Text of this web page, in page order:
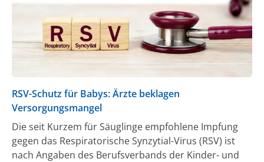
RSV-Schutz für Babys: Ärzte beklagen
Versorgungsmangel
Die seit Kurzem für Säuglinge empfohlene Impfung
gegen das Respiratorische Synzytial-Virus (RSV) ist
nach Angaben des Berufsverbands der Kinder- und